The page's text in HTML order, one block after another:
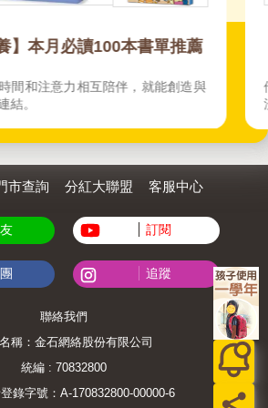
寶】那些國寶名伶們
色，走過半生，無論什麼身分，都
。
市查詢 分紅大聯盟 客服中心
訂閱
追蹤
聯絡我們
稱：金石網絡股份有限公司
統編 : 70832800
錄字號：A-170832800-00000-6